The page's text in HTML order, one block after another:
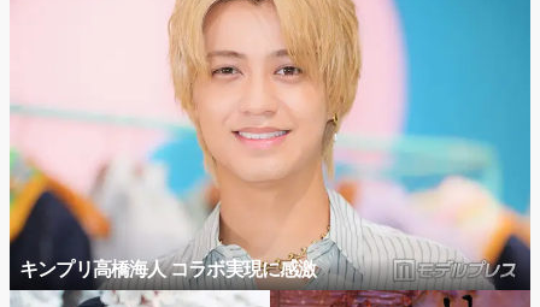
キンプリ高橋海人 コラボ実現に感激